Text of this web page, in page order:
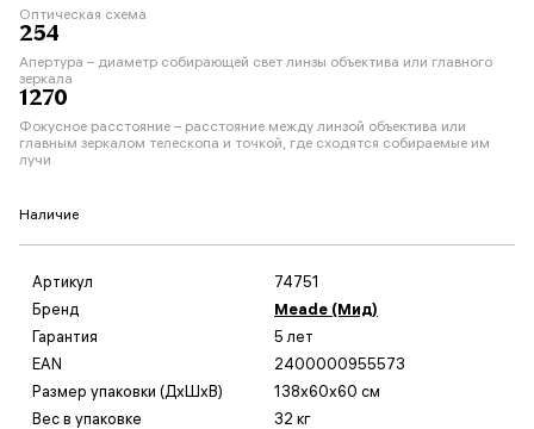
Оптическая схема
254
Апертура – диаметр собирающей свет линзы объектива или главного
зеркала
1270
Фокусное расстояние – расстояние между линзой объектива или
главным зеркалом телескопа и точкой, где сходятся собираемые им
лучи
Наличие
Артикул
74751
Бренд
Meade (Мид)
Гарантия
5 лет
EAN
2400000955573
Размер упаковки (ДxШxВ)
138x60x60 см
Вес в упаковке
32 кг